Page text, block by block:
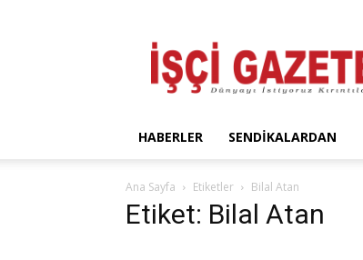
Gazetesi
HABERLER SENDIKALARDAN
Ana Sayfa Etiketler Bilal Atan
Etiket: Bilal Atan